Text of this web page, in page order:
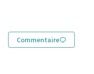
Commentaire